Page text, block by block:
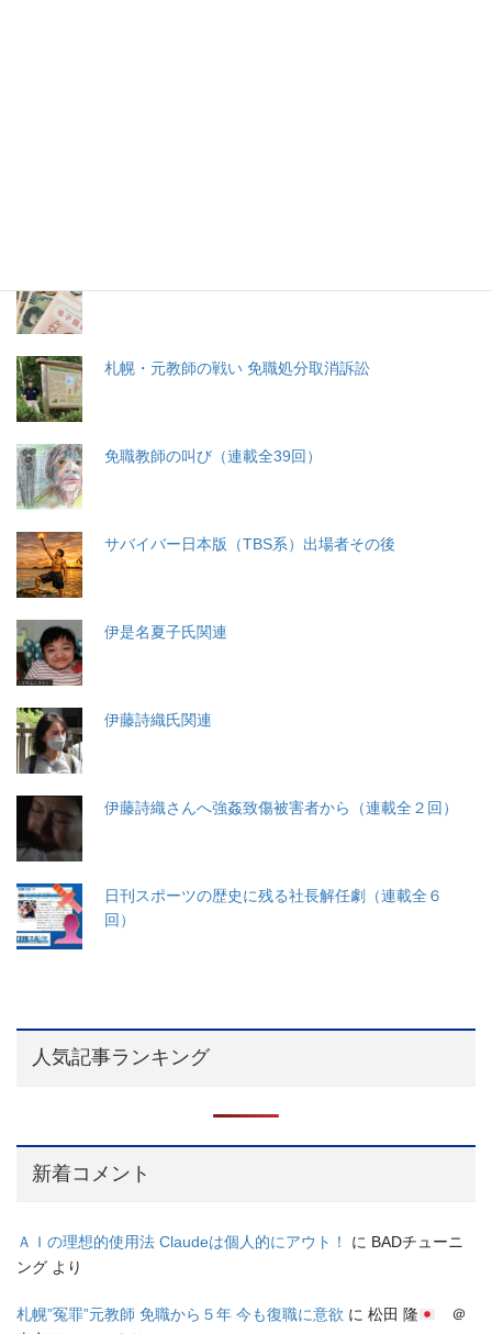
札幌・元教師の戦い 免職処分取消訴訟
免職教師の叫び（連載全39回）
サバイバー日本版（TBS系）出場者その後
伊是名夏子氏関連
伊藤詩織氏関連
伊藤詩織さんへ強姦致傷被害者から（連載全２回）
日刊スポーツの歴史に残る社長解任劇（連載全６
回）
人気記事ランキング
新着コメント
ＡＩの理想的使用法 Claudeは個人的にアウト！ に BADチューニ
ング より
札幌”冤罪”元教師 免職から５年 今も復職に意欲 に 松田 隆
＠